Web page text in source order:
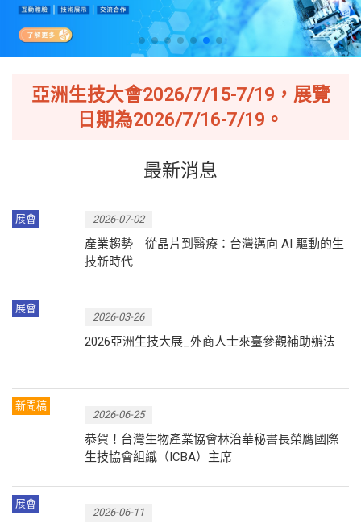
亞洲生技大會2026/7/15-7/19，展覽
日期為2026/7/16-7/19。
最新消息
展會 2026-07-02
產業趨勢｜從晶片到醫療：台灣邁向 AI 驅動的生
技新時代
展會
2026-03-26
2026亞洲生技大展_外商人士來臺參觀補助辦法
新聞稿
2026-06-25
恭賀！台灣生物產業協會林治華秘書長榮膺國際
生技協會組織（ICBA）主席
展會
2026-06-11